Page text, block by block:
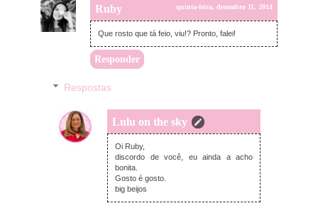
Ruby quinta-feira, dezembro 11, 2014
Que rosto que tá feio, viu!? Pronto, falei!
Responder
Respostas
Lulu on the sky
sexta-feira, dezembro 12, 2014
Oi Ruby,
discordo de você, eu ainda a acho
bonita.
Gosto é gosto.
big beijos